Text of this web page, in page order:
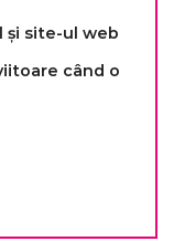
și site-ul web
când o